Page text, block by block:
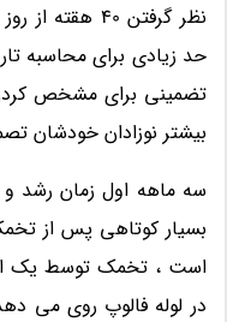
نظر گرفتن 40
حد زیادی برای محاسبه
تضمینی برای مشخص
بیشتر نوزادان خودشان
سه ماهه اول زمان رشد
است ، تخمک توسط یک
در لوله فالوپ روی می